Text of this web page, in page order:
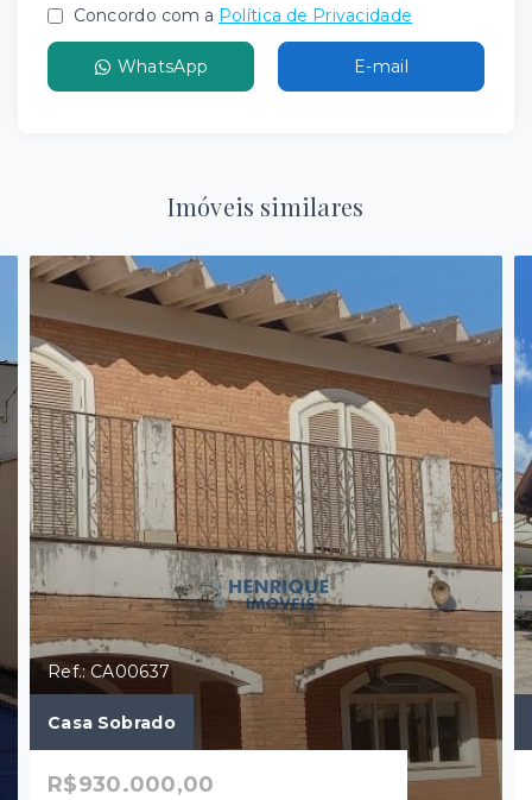
Concordo com a Política de Privacidade
WhatsApp E-mail
Imóveis similares
Ref.: CA00637
Casa Sobrado
R$930.000,00